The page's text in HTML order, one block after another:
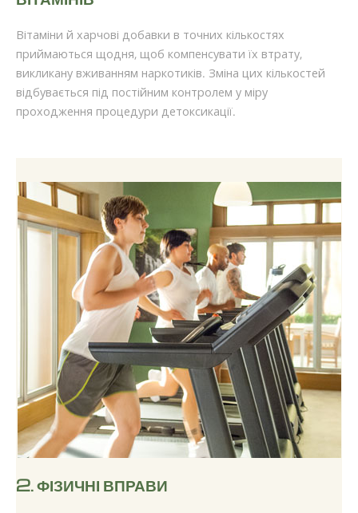
Вітаміни й харчові добавки в точних кількостях
приймаються щодня, щоб компенсувати їх втрату,
викликану вживанням наркотиків. Зміна цих кількостей
відбувається під постійним контролем у міру
проходження процедури детоксикації.
2.ФІЗИЧНІ ВПРАВИ